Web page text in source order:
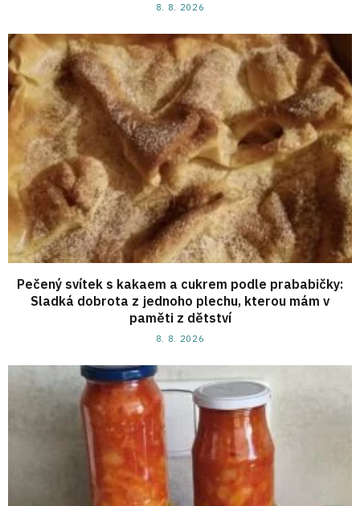
8. 8. 2026
Pečený svítek s kakaem a cukrem podle prababičky:
Sladká dobrota z jednoho plechu, kterou mám v
paměti z dětství
8. 8. 2026